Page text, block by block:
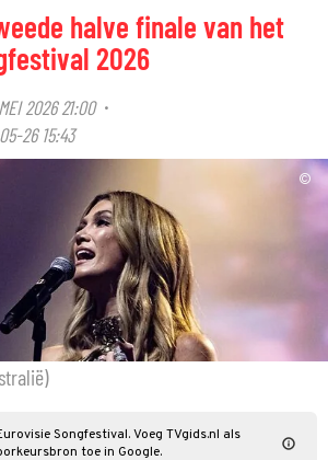
halve finale van het
2026
2026 21:00·
26 15:43
©
Songfestival. Voeg TVgids.nl als
toe in Google.